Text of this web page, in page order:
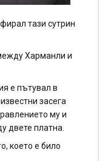
тази сутрин
Харманли и
е пътувал в
засега
му и
двете платна.
което е било